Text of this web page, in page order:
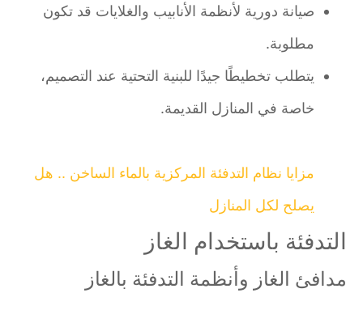
صيانة دورية لأنظمة الأنابيب والغلايات قد تكون
مطلوبة.
يتطلب تخطيطًا جيدًا للبنية التحتية عند التصميم،
خاصة في المنازل القديمة.
مزايا نظام التدفئة المركزية بالماء الساخن .. هل
يصلح لكل المنازل
التدفئة باستخدام الغاز
مدافئ الغاز وأنظمة التدفئة بالغاز